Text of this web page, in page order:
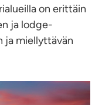
on erittäin
ja lodge-
ja miellyttävän